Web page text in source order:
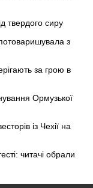
твердого сиру
з
за грою в
Ормузької
із Чехії на
читачі обрали